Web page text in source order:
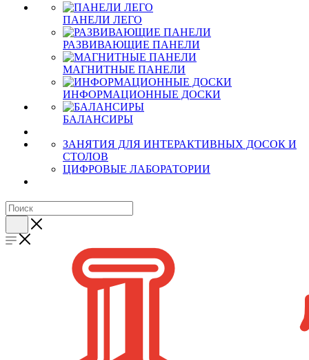
ПАНЕЛИ ЛЕГО
РАЗВИВАЮЩИЕ ПАНЕЛИ
МАГНИТНЫЕ ПАНЕЛИ
ИНФОРМАЦИОННЫЕ ДОСКИ
БАЛАНСИРЫ
ЗАНЯТИЯ ДЛЯ ИНТЕРАКТИВНЫХ ДОСОК И
СТОЛОВ
ЦИФРОВЫЕ ЛАБОРАТОРИИ